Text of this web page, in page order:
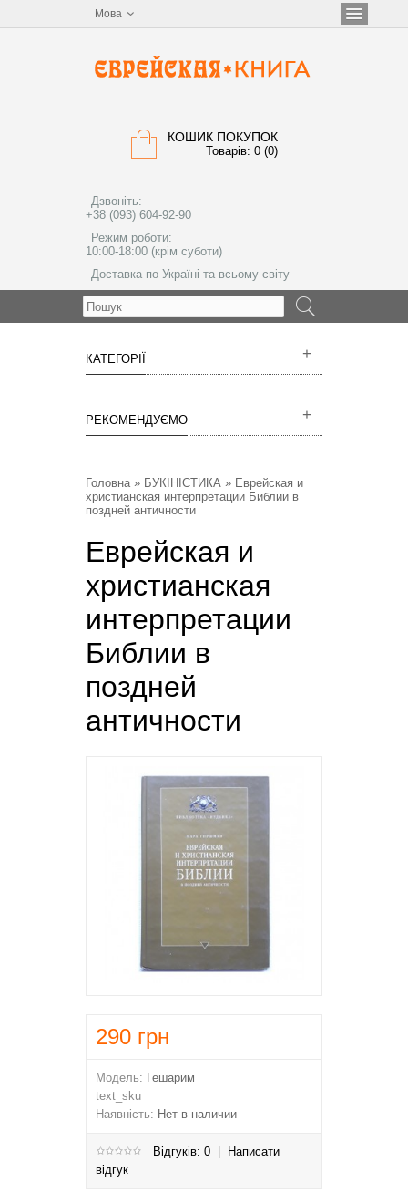
Мова
КОШИК ПОКУПОК
Товарів: 0 (0)
Дзвоніть:
+38 (093) 604-92-90
Режим роботи:
10:00-18:00 (крім суботи)
Доставка по Україні та всьому світу
КАТЕГОРІЇ
РЕКОМЕНДУЄМО
Головна» БУКІНІСТИКА » Еврейская и
христианская интерпретации Библии в
поздней античности
Еврейская и
христианская
интерпретации
Библии в
поздней
античности
290 грн
Модель: Гешарим
text_sku
Наявність: Нет в наличии
Відгуків: 0
Написати
відгук